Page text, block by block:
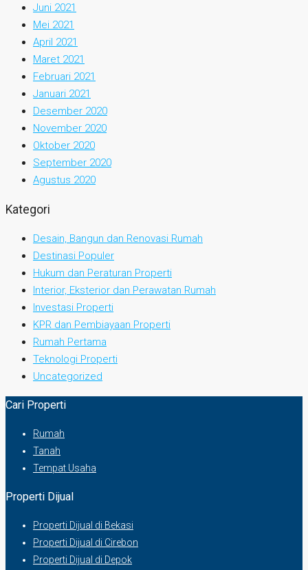
Juni 2021
Mei 2021
April 2021
Maret 2021
Februari 2021
Januari 2021
Desember 2020
November 2020
Oktober 2020
September 2020
Agustus 2020
Kategori
Desain, Bangun dan Renovasi Rumah
Destinasi Populer
Hukum dan Peraturan Properti
Interior, Eksterior dan Perawatan Rumah
Investasi Properti
KPR dan Pembiayaan Properti
Rumah Pertama
Teknologi Properti
Uncategorized
Cari Properti
Rumah
Tanah
Tempat Usaha
Properti Dijual
Properti Dijual di Bekasi
Properti Dijual di Cirebon
Properti Dijual di Depok